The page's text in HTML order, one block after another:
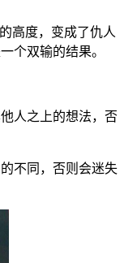
高度，变成了仇人
个双输的结果。
人之上的想法，否
不同，否则会迷失